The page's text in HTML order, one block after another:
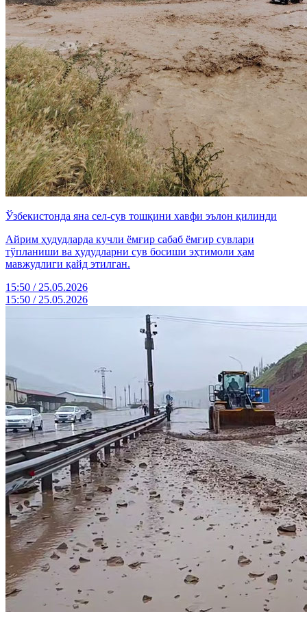
Ўзбекистонда яна сел-сув тошқини хавфи эълон қилинди
Айрим ҳудудларда кучли ёмғир сабаб ёмғир сувлари
тўпланиши ва ҳудудларни сув босиши эҳтимоли ҳам
мавжудлиги қайд этилган.
15:50 / 25.05.2026
15:50 / 25.05.2026